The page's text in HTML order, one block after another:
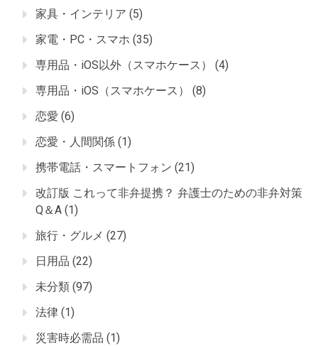
家具・インテリア (5)
家電・PC・スマホ (35)
専用品・iOS以外（スマホケース）
(4)
専用品・iOS（スマホケース）
(8)
恋愛 (6)
恋愛・人間関係 (1)
携帯電話・スマートフォン (21)
改訂版 これって非弁提携？ 弁護士のための非弁対策
Q＆A (1)
旅行・グルメ (27)
日用品 (22)
未分類 (97)
法律 (1)
災害時必需品 (1)